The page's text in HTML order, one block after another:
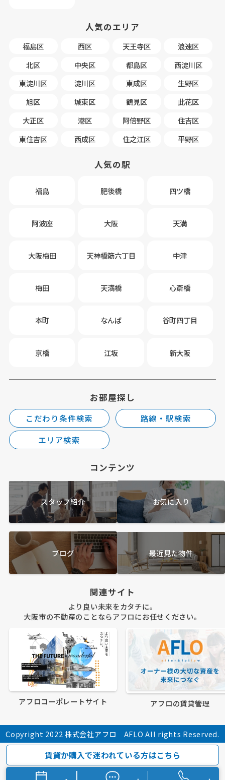
人気のエリア
福島区 西区 天王寺区
浪速区
北区
中央区 都島区
西淀川区
東淀川区
淀川区 東成区
生野区
旭区
城東区 鶴見区
此花区
大正区
港区 阿倍野区
住吉区
東住吉区
西成区 住之江区 平野区
人気の駅
福島 肥後橋 四ツ橋
阿波座 大阪 天満
大阪梅田 天神橋筋六丁目 中津
梅田 天満橋 心斎橋
本町 なんば 谷町四丁目
京橋 江坂 新大阪
お部屋探し
こだわり条件検索
路線・駅検索
エリア検索
コンテンツ
スタッフ紹介 お気に入り
ブログ 最近見た物件
関連サイト
より良い未来をカタチに。
大阪市の不動産のことならアフロにお任せください。
アフロコーポレートサイト アフロの賃貸管理
Copyright 2022 株式会社アフロ AFLO All rights Reserved.
賃貸か購入で迷われている方はこちら